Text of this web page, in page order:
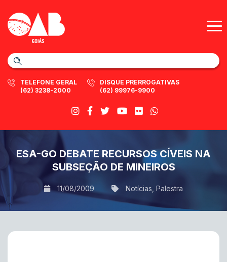
TELEFONE GERAL
(62) 3238-2000
DISQUE PRERROGATIVAS
(62) 99976-9900
ESA-GO DEBATE RECURSOS CÍVEIS NA
SUBSEÇÃO DE MINEIROS
11/08/2009 Notícias Palestra